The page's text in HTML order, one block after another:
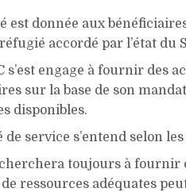
est donnée aux
accordé par l’état du
s’est engage à fournir des
sur la base de son
disponibles.
de service s’entend selon
cherchera toujours à fournir
de ressources adéquates